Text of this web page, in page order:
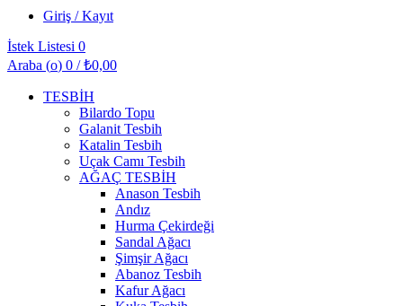
Giriş / Kayıt
İstek Listesi 0
Araba (o) 0 / ₺0,00
TESBİH
Bilardo Topu
Galanit Tesbih
Katalin Tesbih
Uçak Camı Tesbih
AĞAÇ TESBİH
Anason Tesbih
Andız
Hurma Çekirdeği
Sandal Ağacı
Şimşir Ağacı
Abanoz Tesbih
Kafur Ağacı